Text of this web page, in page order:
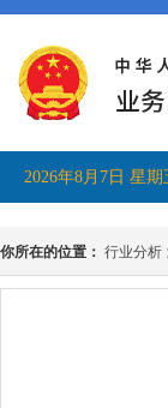
2026年8月7日 星期
你所在的位置： 行业分析